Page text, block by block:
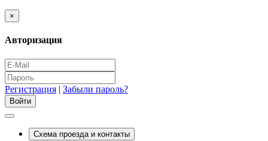
×
Авторизация
Регистрация | Забыли пароль?
Схема проезда и контакты